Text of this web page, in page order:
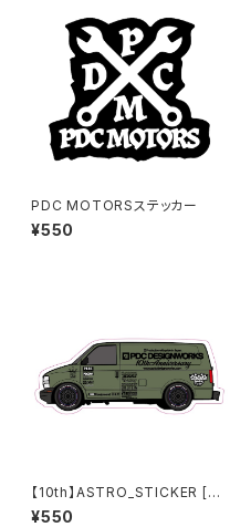
PDC MOTORSステッカー
¥550
【10th】ASTRO_STICKER [G
REEN]
¥550